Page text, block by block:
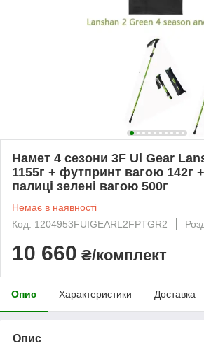
Намет 4 сезони 3F Ul Gear
1155г + футпринт вагою 142г +
палиці зелені вагою 500г
Немає в наявності
Код: 1204953FUIGEARL2FPTGR2
10 660 ₴/комплект
Опис Характеристики Доставка
Опис